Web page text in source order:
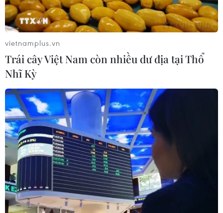
TIN CÙNG CHUYÊN MỤC
Giải quyết "điểm nghẽn" pháp luật
nhằm thiết lập khung pháp lý hoàn
thiện
10/08/2026 12:29
Phát huy vai trò KOL, KOC trong xây
dựng không gian mạng văn minh, an
toàn
vietnamplus.vn
Trái cây Việt Nam còn nhiều dư địa tại Thổ
Nhĩ Kỳ